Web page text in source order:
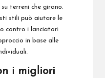
terreni che girano.
stili può aiutare le
contro i lanciatori
in base alle
i migliori